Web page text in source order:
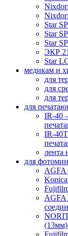
Star
Star
Star
ЭКР
Star
медикам и
для
для
для
для
IR-40
IR-
лента
для
AGFA
AGFA
(13мм)